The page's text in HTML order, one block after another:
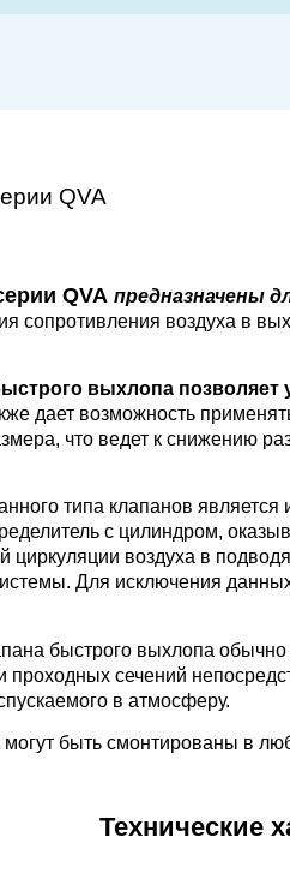
QVA
QVA предназначены
сопротивления воздуха в
выхлопа позволяет
дает возможность
что ведет к снижению
типа клапанов
с цилиндром,
циркуляции воздуха в
Для исключения
быстрого выхлопа
сечений
в атмосферу.
быть смонтированы в
Технические